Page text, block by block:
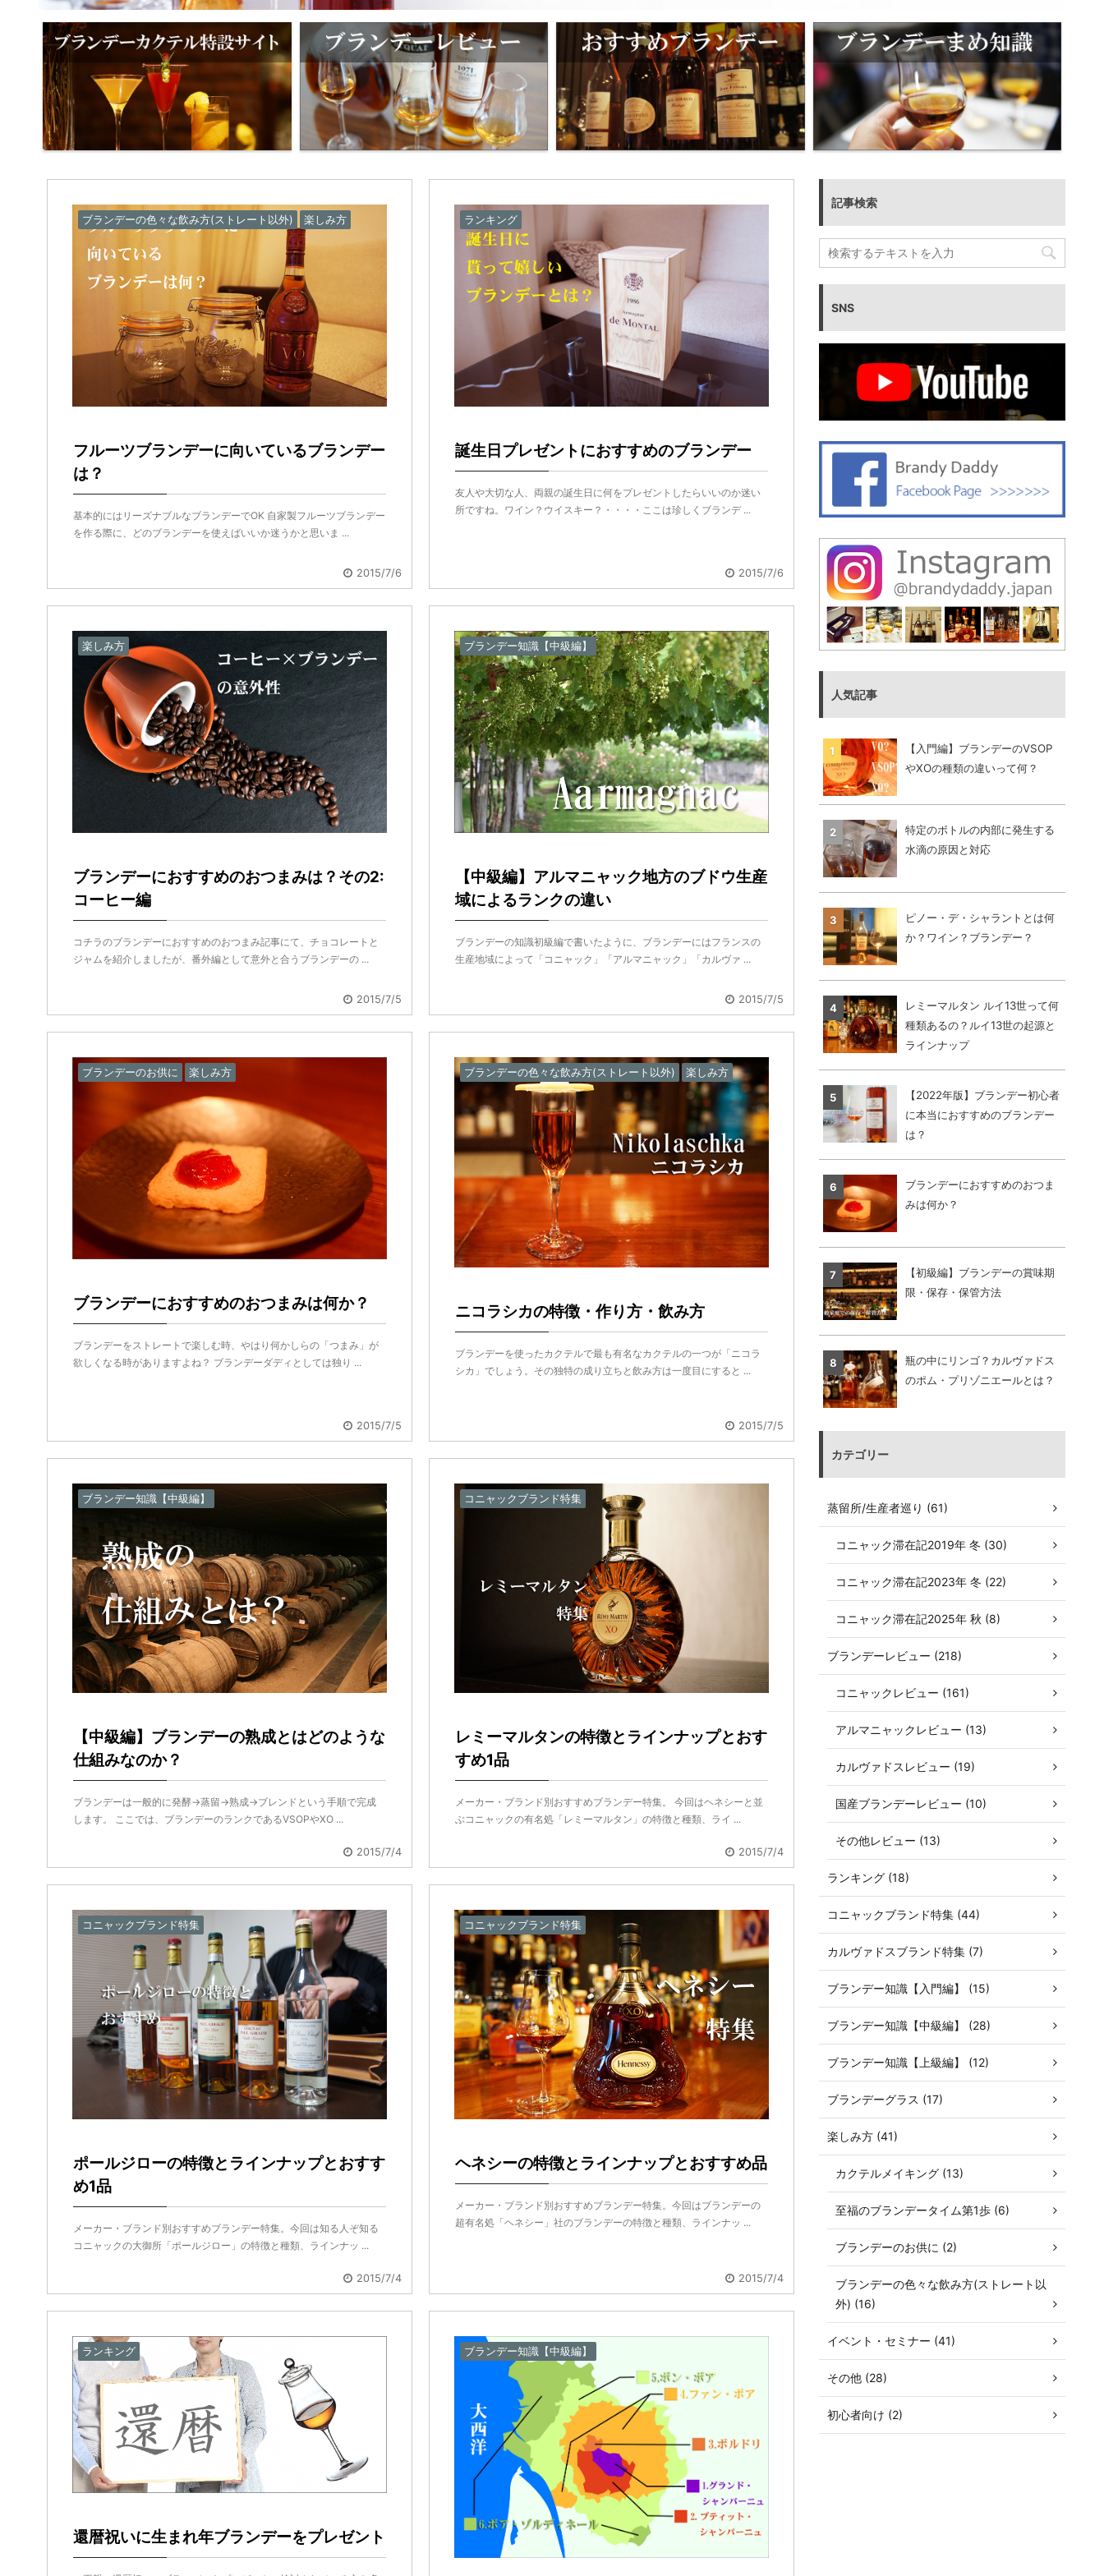
ブランデーの色々な飲み方(ストレート以外) 楽しみ方
フルーツブランデーに向いているブランデー
は？
基本的にはリーズナブルなブランデーでOK 自家製フルーツブランデー
を作る際に、どのブランデーを使えばいいか迷うかと思いま ...
2015/7/6
ランキング
誕生日プレゼントにおすすめのブランデー
友人や大切な人、両親の誕生日に何をプレゼントしたらいいのか迷い
所ですね。ワイン？ウイスキー？・・・・ここは珍しくブランデ ...
2015/7/6
楽しみ方
ブランデーにおすすめのおつまみは？その2:
コーヒー編
コチラのブランデーにおすすめのおつまみ記事にて、チョコレートと
ジャムを紹介しましたが、番外編として意外と合うブランデーの ...
2015/7/5
ブランデー知識【中級編】
【中級編】アルマニャック地方のブドウ生産
域によるランクの違い
ブランデーの知識初級編で書いたように、ブランデーにはフランスの
生産地域によって「コニャック」「アルマニャック」「カルヴァ ...
2015/7/5
ブランデーのお供に 楽しみ方
ブランデーにおすすめのおつまみは何か？
ブランデーをストレートで楽しむ時、やはり何かしらの「つまみ」が
欲しくなる時がありますよね？ ブランデーダディとしては独り ...
2015/7/5
ブランデーの色々な飲み方(ストレート以外) 楽しみ方
ニコラシカの特徴・作り方・飲み方
ブランデーを使ったカクテルで最も有名なカクテルの一つが「ニコラ
シカ」でしょう。その独特の成り立ちと飲み方は一度目にすると ...
2015/7/5
ブランデー知識【中級編】
【中級編】ブランデーの熟成とはどのような
仕組みなのか？
ブランデーは一般的に発酵→蒸留→熟成→ブレンドという手順で完成
します。 ここでは、ブランデーのランクであるVSOPやXO ...
2015/7/4
コニャックブランド特集
レミーマルタンの特徴とラインナップとおす
すめ1品
メーカー・ブランド別おすすめブランデー特集。 今回はヘネシーと並
ぶコニャックの有名処「レミーマルタン」の特徴と種類、ライ ...
2015/7/4
コニャックブランド特集
ポールジローの特徴とラインナップとおすす
め1品
メーカー・ブランド別おすすめブランデー特集。今回は知る人ぞ知る
コニャックの大御所「ポールジロー」の特徴と種類、ラインナッ ...
2015/7/4
コニャックブランド特集
ヘネシーの特徴とラインナップとおすすめ品
メーカー・ブランド別おすすめブランデー特集。今回はブランデーの
超有名処「ヘネシー」社のブランデーの特徴と種類、ラインナッ ...
2015/7/4
ランキング
還暦祝いに生まれ年ブランデーをプレゼント
ブランデー知識【中級編】
記事検索
SNS
人気記事
【入門編】ブランデーのVSOP
やXOの種類の違いって何？
特定のボトルの内部に発生する
水滴の原因と対応
ピノー・デ・シャラントとは何
か？ワイン？ブランデー？
レミーマルタン ルイ13世って何
種類あるの？ルイ13世の起源と
ラインナップ
【2022年版】ブランデー初心者
に本当におすすめのブランデー
は？
ブランデーにおすすめのおつま
みは何か？
【初級編】ブランデーの賞味期
限・保存・保管方法
瓶の中にリンゴ？カルヴァドス
のポム・プリゾニエールとは？
カテゴリー
蒸留所/生産者巡り (61)
コニャック滞在記2019年 冬 (30)
コニャック滞在記2023年 冬 (22)
コニャック滞在記2025年 秋 (8)
ブランデーレビュー (218)
コニャックレビュー (161)
アルマニャックレビュー (13)
カルヴァドスレビュー (19)
国産ブランデーレビュー (10)
その他レビュー (13)
ランキング (18)
コニャックブランド特集 (44)
カルヴァドスブランド特集 (7)
ブランデー知識【入門編】 (15)
ブランデー知識【中級編】 (28)
ブランデー知識【上級編】 (12)
ブランデーグラス (17)
楽しみ方 (41)
カクテルメイキング (13)
至福のブランデータイム第1歩 (6)
ブランデーのお供に (2)
ブランデーの色々な飲み方(ストレート以
外) (16)
イベント・セミナー (41)
その他 (28)
初心者向け (2)